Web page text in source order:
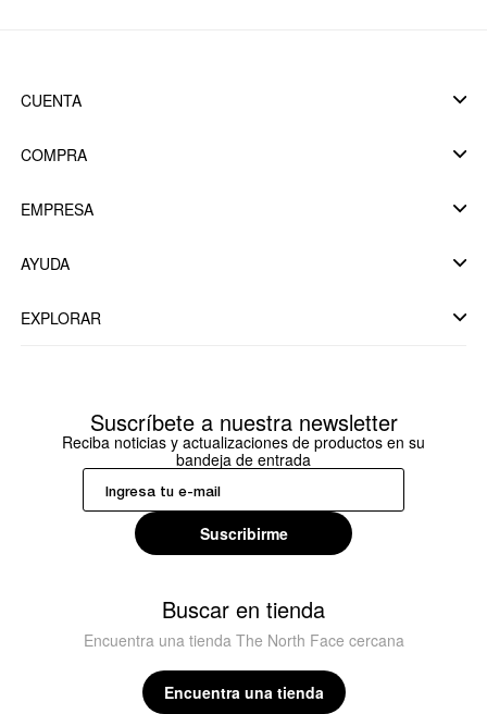
CUENTA
COMPRA
EMPRESA
AYUDA
EXPLORAR
Suscríbete a nuestra newsletter
Reciba noticias y actualizaciones de productos en su
bandeja de entrada
Suscribirme
Buscar en tienda
Encuentra una tienda The North Face cercana
Encuentra una tienda